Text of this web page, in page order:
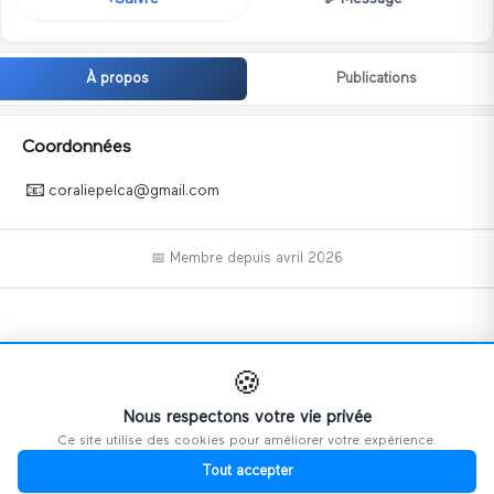
À propos Publications
Coordonnées
📧 coraliepelca@gmail.com
📅 Membre depuis avril 2026
📝
Ce profil n'a pas encore ajouté d'informations.
🍪
Nous respectons votre vie privée
Ce site utilise des cookies pour améliorer votre expérience.
Tout accepter